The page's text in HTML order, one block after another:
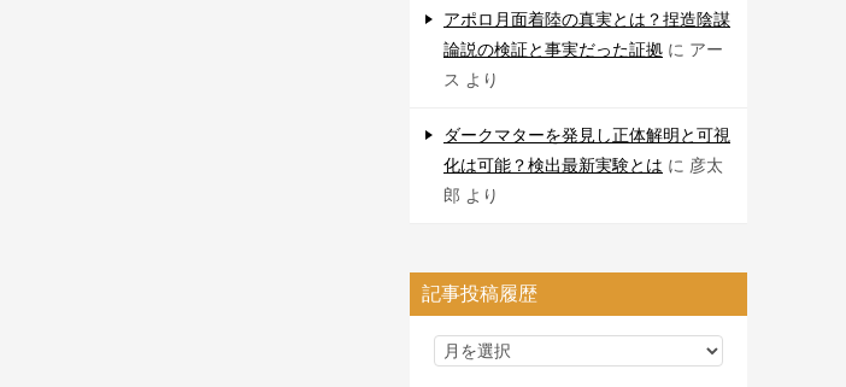
アポロ月面着陸の真実とは？捏造陰謀
論説の検証と事実だった証拠 に アー
ス より
ダークマターを発見し正体解明と可視
化は可能？検出最新実験とは に 彦太
郎 より
記事投稿履歴